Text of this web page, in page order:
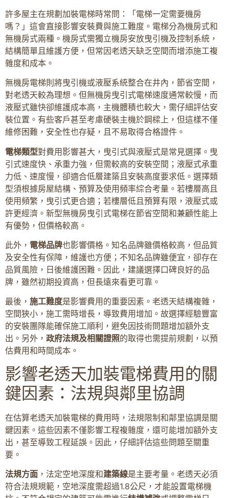
許多屋主在規劃加裝電梯時常問：「電梯一定需要機房
嗎？」這會直接影響安裝費與施工難度。電梯分為機房式和
無機房式兩種。機房式需獨立機房安放曳引機及控制系統，
結構簡單且維護方便，但常因老透天缺乏空間而增添施工複
雜度和成本。
無機房電梯則將曳引機或液壓系統整合在井內，節省空間，
對老透天較為理想。但無機房曳引式電梯速度通常較慢，而
液壓式雖快卻維護成本高，主機體積也較大，需仔細評估安
裝位置。有些客戶甚至考慮硬裝主機於鋼樑上，但這樣不僅
維修困難，安全性也存疑，且不易取得合格證件。
電梯類型對費用影響甚大，曳引式與液壓式是常見選擇。曳
引式速度快、承重力強，但需較高的安裝空間；液壓式承重
力低、速度慢，卻適合低層建築且安裝高度要求低。選擇類
型須根據房屋結構、預算及使用頻率綜合考量。若樓層高且
使用頻繁，曳引式更合適；若樓層低且預算有限，液壓式或
許更經濟。新型無機房曳引式電梯在節省空間和兼顧性能上
有優勢，但價格較高。
此外， 電梯品牌也影響價格。知名品牌雖價格較高，但品質
及安全性有保障，維護也方便；不知名品牌雖便宜，卻存在
品質風險，日後維護困難。因此，建議選擇口碑良好的品
牌，雖然初期投資高，但長遠來看更可靠。
最後， 施工難度是影響費用的重要因素。老透天結構複雜，
空間狹小，施工需時增長，導致費用增加。故選擇經驗豐富
的安裝團隊能確保施工順利，避免因技術問題增加額外支
出。另外， 政府法規及相關證照的取得也需提前規劃，以預
估費用和時間成本。
影響老透天加裝電梯費用的關
鍵因素：法規與鄰里協調
在估算老透天加裝電梯的費用時，法規限制和鄰里協調是關
鍵因素。這些因素不僅影響工程複雜度，還可能增加額外支
出，甚至導致工程延誤。因此，仔細評估這些問題至關重
要。
法規方面 ，法定空地深度和建築線是主要考量。老透天必須
符合法規規範，空地深度需超過1.8公尺，才能設置電梯機